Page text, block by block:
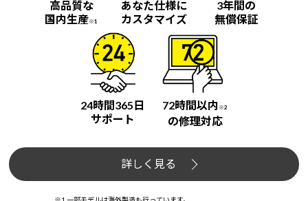
高品質な
国内生産※1
あなた仕様に
カスタマイズ
3年間の
無償保証
24時間365日
サポート
72時間以内 ※2
の修理対応
詳しく見る